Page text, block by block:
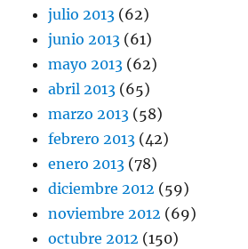
julio 2013 (62)
junio 2013 (61)
mayo 2013 (62)
abril 2013 (65)
marzo 2013 (58)
febrero 2013 (42)
enero 2013 (78)
diciembre 2012 (59)
noviembre 2012 (69)
octubre 2012 (150)